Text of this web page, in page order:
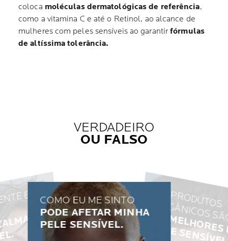
coloca moléculas dermatológicas de referência,
como a vitamina C e até o Retinol, ao alcance de
mulheres com peles sensíveis ao garantirfórmulas
de altíssima tolerância.
VERDADEIRO
OU FALSO
COMO EU ME SINTO
PODE AFETAR MINHA
PELE SENSÍVEL.
VERDADEIRO
O
S
P
R
O
D
U
TO
S
R
G
Â
N
IC
O
S
S
Ã
O
FALSO